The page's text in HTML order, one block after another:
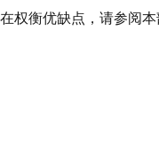
权衡优缺点，请参阅